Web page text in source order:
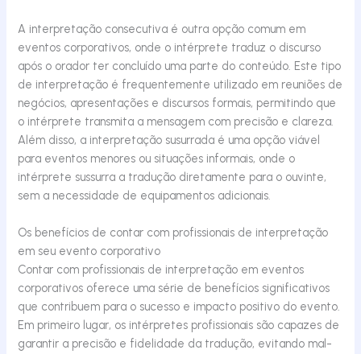
A interpretação consecutiva é outra opção comum em
eventos corporativos, onde o intérprete traduz o discurso
após o orador ter concluído uma parte do conteúdo. Este tipo
de interpretação é frequentemente utilizado em reuniões de
negócios, apresentações e discursos formais, permitindo que
o intérprete transmita a mensagem com precisão e clareza.
Além disso, a interpretação susurrada é uma opção viável
para eventos menores ou situações informais, onde o
intérprete sussurra a tradução diretamente para o ouvinte,
sem a necessidade de equipamentos adicionais.
Os benefícios de contar com profissionais de interpretação
em seu evento corporativo
Contar com profissionais de interpretação em eventos
corporativos oferece uma série de benefícios significativos
que contribuem para o sucesso e impacto positivo do evento.
Em primeiro lugar, os intérpretes profissionais são capazes de
garantir a precisão e fidelidade da tradução, evitando mal-